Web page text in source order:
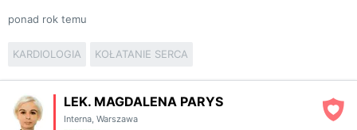
ponad rok temu
KARDIOLOGIA KOŁATANIE SERCA
LEK. MAGDALENA PARYS
Interna, Warszawa